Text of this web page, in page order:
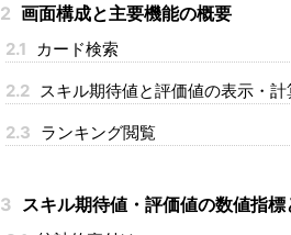
2 画面構成と主要機能の概要
2.1
カード検索
2.2 スキル期待値と評価値の表示・計
2.3 ランキング閲覧
3 スキル期待値・評価値の数値指標